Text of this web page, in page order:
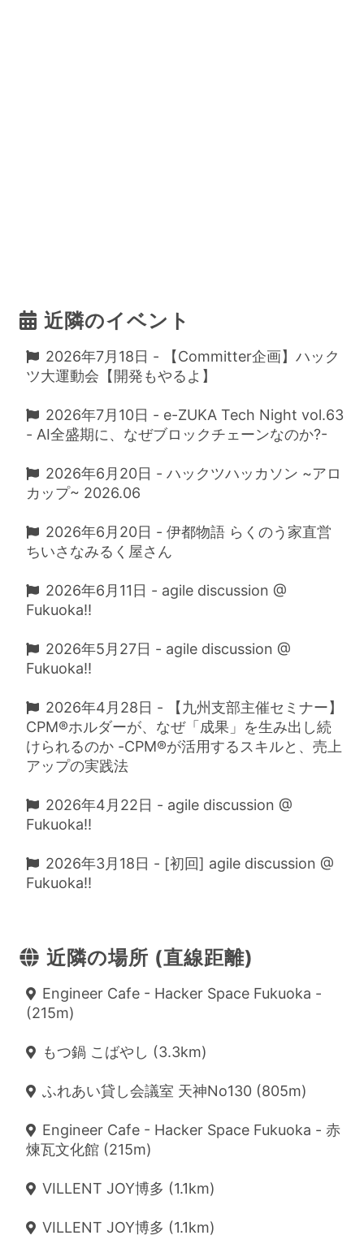
近隣のイベント
2026年7月18日 - 【Committer企画】ハック
ツ大運動会【開発もやるよ】
2026年7月10日 - e-ZUKA Tech Night vol.63
- AI全盛期に、なぜブロックチェーンなのか?-
2026年6月20日 - ハックツハッカソン ~アロ
カップ~ 2026.06
2026年6月20日 - 伊都物語 らくのう家直営
ちいさなみるく屋さん
2026年6月11日 - agile discussion @
Fukuoka!!
2026年5月27日 - agile discussion @
Fukuoka!!
2026年4月28日 - 【九州支部主催セミナー】
CPM®ホルダーが、なぜ「成果」を生み出し続
けられるのか -CPM®が活用するスキルと、売上
アップの実践法
2026年4月22日 - agile discussion @
Fukuoka!!
2026年3月18日 - [初回] agile discussion @
Fukuoka!!
近隣の場所 (直線距離)
Engineer Cafe - Hacker Space Fukuoka -
(215m)
もつ鍋 こばやし (3.3km)
ふれあい貸し会議室 天神No130 (805m)
Engineer Cafe - Hacker Space Fukuoka - 赤
煉瓦文化館 (215m)
VILLENT JOY博多 (1.1km)
VILLENT JOY博多 (1.1km)